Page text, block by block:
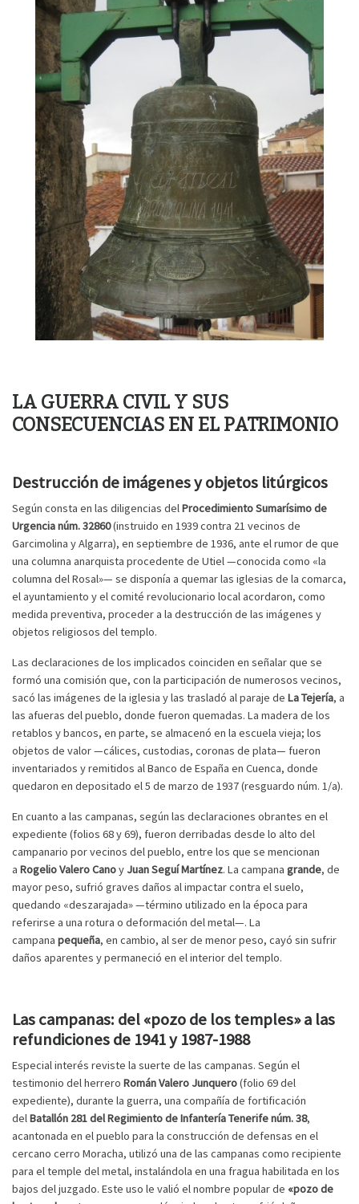
LA GUERRA CIVIL Y SUS
CONSECUENCIAS EN EL PATRIMONIO
Destrucción de imágenes y objetos litúrgicos
Según consta en las diligencias delProcedimiento Sumarísimo de
Urgencia núm. 32860(instruido en 1939 contra 21 vecinos de
Garcimolina y Algarra), en septiembre de 1936, ante el rumor de que
una columna anarquista procedente de Utiel —conocida como «la
columna del Rosal»— se disponía a quemar las iglesias de la comarca,
el ayuntamiento y el comité revolucionario local acordaron, como
medida preventiva, proceder a la destrucción de las imágenes y
objetos religiosos del templo.
Las declaraciones de los implicados coinciden en señalar que se
formó una comisión que, con la participación de numerosos vecinos,
sacó las imágenes de la iglesia y las trasladó al paraje de La Tejería, a
las afueras del pueblo, donde fueron quemadas. La madera de los
retablos y bancos, en parte, se almacenó en la escuela vieja; los
objetos de valor —cálices, custodias, coronas de plata— fueron
inventariados y remitidos al Banco de España en Cuenca, donde
quedaron en depositado el 5 de marzo de 1937 (resguardo núm. 1/a).
En cuanto a las campanas, según las declaraciones obrantes en el
expediente (folios 68 y 69), fueron derribadas desde lo alto del
campanario por vecinos del pueblo, entre los que se mencionan
a Rogelio Valero Canoy Juan Seguí Martínez. La campana grande, de
mayor peso, sufrió graves daños al impactar contra el suelo,
quedando «deszarajada» —término utilizado en la época para
referirse a una rotura o deformación del metal—. La
campana pequeña, en cambio, al ser de menor peso, cayó sin sufrir
daños aparentes y permaneció en el interior del templo.
Las campanas: del «pozo de los temples» a las
refundiciones de 1941 y 1987-1988
Especial interés reviste la suerte de las campanas. Según el
testimonio del herrero Román Valero Junquero(folio 69 del
expediente), durante la guerra, una compañía de fortificación
delBatallón 281 del Regimiento de Infantería Tenerife núm. 38,
acantonada en el pueblo para la construcción de defensas en el
cercano cerro Moracha, utilizó una de las campanas como recipiente
para el temple del metal, instalándola en una fragua habilitada en los
bajos del juzgado. Este uso le valió el nombre popular de «pozo de